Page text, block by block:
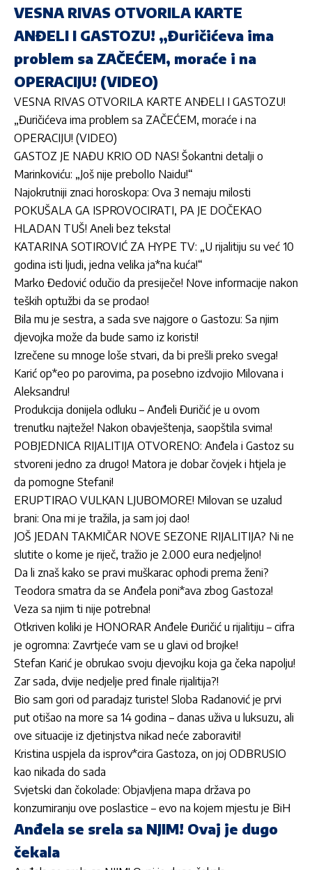
VESNA RIVAS OTVORILA KARTE
ANĐELI I GASTOZU! „Đuričićeva ima
problem sa ZAČEĆEM, moraće i na
OPERACIJU! (VIDEO)
VESNA RIVAS OTVORILA KARTE ANĐELI I GASTOZU!
„Đuričićeva ima problem sa ZAČEĆEM, moraće i na
OPERACIJU! (VIDEO)
GASTOZ JE NAĐU KRIO OD NAS! Šokantni detalji o
Marinkoviću: „Još nije prebolIo Naidu!“
Najokrutniji znaci horoskopa: Ova 3 nemaju milosti
POKUŠALA GA ISPROVOCIRATI, PA JE DOČEKAO
HLADAN TUŠ! Aneli bez teksta!
KATARINA SOTIROVIĆ ZA HYPE TV: „U rijalitiju su već 10
godina isti ljudi, jedna velika ja*na kuća!“
Marko Đedović odučio da presiječe! Nove informacije nakon
teških optužbi da se prodao!
Bila mu je sestra, a sada sve najgore o Gastozu: Sa njim
djevojka može da bude samo iz koristi!
Izrečene su mnoge loše stvari, da bi prešli preko svega!
Karić op*eo po parovima, pa posebno izdvojio Milovana i
Aleksandru!
Produkcija donijela odluku – Anđeli Đuričić je u ovom
trenutku najteže! Nakon obavještenja, saopštila svima!
POBJEDNICA RIJALITIJA OTVORENO: Anđela i Gastoz su
stvoreni jedno za drugo! Matora je dobar čovjek i htjela je
da pomogne Stefani!
ERUPTIRAO VULKAN LJUBOMORE! Milovan se uzalud
brani: Ona mi je tražila, ja sam joj dao!
JOŠ JEDAN TAKMIČAR NOVE SEZONE RIJALITIJA? Ni ne
slutite o kome je riječ, tražio je 2.000 eura nedjeljno!
Da li znaš kako se pravi muškarac ophodi prema ženi?
Teodora smatra da se Anđela poni*ava zbog Gastoza!
Veza sa njim ti nije potrebna!
Otkriven koliki je HONORAR Anđele Đuričić u rijalitiju – cifra
je ogromna: Zavrtjeće vam se u glavi od brojke!
Stefan Karić je obrukao svoju djevojku koja ga čeka napolju!
Zar sada, dvije nedjelje pred finale rijalitija?!
Bio sam gori od paradajz turiste! Sloba Radanović je prvi
put otišao na more sa 14 godina – danas uživa u luksuzu, ali
ove situacije iz djetinjstva nikad neće zaboraviti!
Kristina uspjela da isprov*cira Gastoza, on joj ODBRUSIO
kao nikada do sada
Svjetski dan čokolade: Objavljena mapa država po
konzumiranju ove poslastice – evo na kojem mjestu je BiH
Anđela se srela sa NJIM! Ovaj je dugo
čekala